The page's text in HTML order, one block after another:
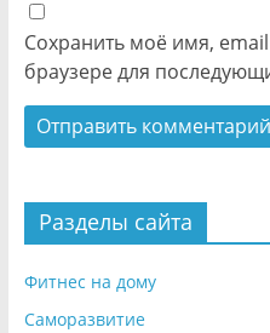
Сохранить моё имя,
браузере для
Разделы сайта
Фитнес на дому
Саморазвитие